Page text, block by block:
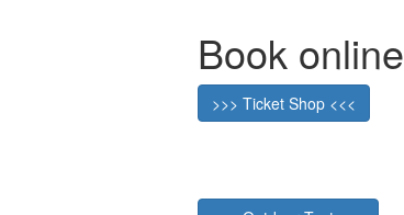
Book online
>>> Ticket Shop <<<